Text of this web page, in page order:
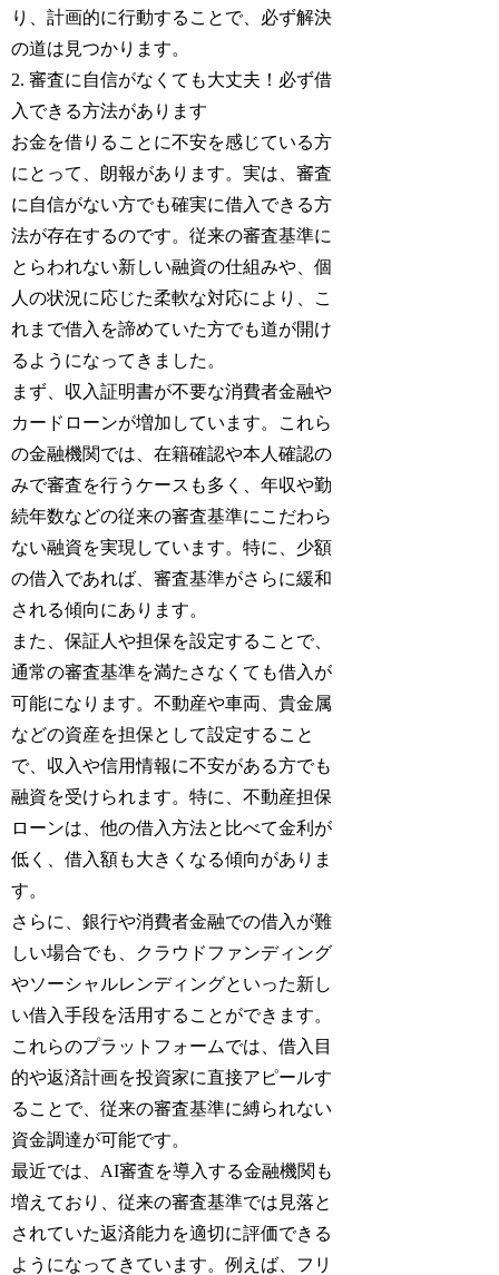
り、計画的に行動することで、必ず解決
の道は見つかります。
2. 審査に自信がなくても大丈夫！必ず借
入できる方法があります
お金を借りることに不安を感じている方
にとって、朗報があります。実は、審査
に自信がない方でも確実に借入できる方
法が存在するのです。従来の審査基準に
とらわれない新しい融資の仕組みや、個
人の状況に応じた柔軟な対応により、こ
れまで借入を諦めていた方でも道が開け
るようになってきました。
まず、収入証明書が不要な消費者金融や
カードローンが増加しています。これら
の金融機関では、在籍確認や本人確認の
みで審査を行うケースも多く、年収や勤
続年数などの従来の審査基準にこだわら
ない融資を実現しています。特に、少額
の借入であれば、審査基準がさらに緩和
される傾向にあります。
また、保証人や担保を設定することで、
通常の審査基準を満たさなくても借入が
可能になります。不動産や車両、貴金属
などの資産を担保として設定すること
で、収入や信用情報に不安がある方でも
融資を受けられます。特に、不動産担保
ローンは、他の借入方法と比べて金利が
低く、借入額も大きくなる傾向がありま
す。
さらに、銀行や消費者金融での借入が難
しい場合でも、クラウドファンディング
やソーシャルレンディングといった新し
い借入手段を活用することができます。
これらのプラットフォームでは、借入目
的や返済計画を投資家に直接アピールす
ることで、従来の審査基準に縛られない
資金調達が可能です。
最近では、AI審査を導入する金融機関も
増えており、従来の審査基準では見落と
されていた返済能力を適切に評価できる
ようになってきています。例えば、フリ